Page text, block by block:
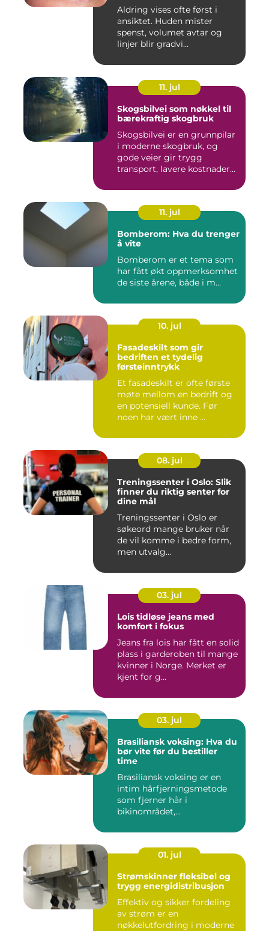
Aldring vises ofte først i
ansiktet. Huden mister
spenst, volumet avtar og
linjer blir gradvi...
11. jul
Skogsbilvei som nøkkel til
bærekraftig skogbruk
Skogsbilvei er en grunnpilar
i moderne skogbruk, og
gode veier gir trygg
transport, lavere kostnader...
11. jul
Bomberom: Hva du trenger
å vite
Bomberom er et tema som
har fått økt oppmerksomhet
de siste årene, både i m...
10. jul
Fasadeskilt som gir
bedriften et tydelig
førsteinntrykk
Et fasadeskilt er ofte første
møte mellom en bedrift og
en potensiell kunde. Før
noen har vært inne ...
08. jul
Treningssenter i Oslo: Slik
finner du riktig senter for
dine mål
Treningssenter i Oslo er
søkeord mange bruker når
de vil komme i bedre form,
men utvalg...
03. jul
Lois tidløse jeans med
komfort i fokus
Jeans fra lois har fått en solid
plass i garderoben til mange
kvinner i Norge. Merket er
kjent for g...
03. jul
Brasiliansk voksing: Hva du
bør vite før du bestiller
time
Brasiliansk voksing er en
intim hårfjerningsmetode
som fjerner hår i
bikinområdet,...
01. jul
Strømskinner fleksibel og
trygg energidistribusjon
Effektiv og sikker fordeling
av strøm er en
nøkkelutfordring i moderne